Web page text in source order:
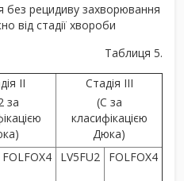
без рецидиву захворювання
від стадії хвороби
Таблиця 5.
ІІ
за
Стадія ІІІ
(С за
класифікацією
Дюка)
FOLFOX4 LV5FU2 FOLFOX4